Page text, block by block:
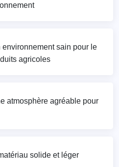
environnement sain pour le
agricoles
atmosphère agréable pour
solide et léger